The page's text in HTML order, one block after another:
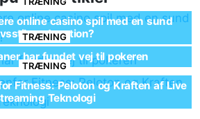
online casino spil med en sund
med motion?
TRÆNING
har fundet vej til pokeren
TRÆNING
Fitness: Peloton og Kraften af Live
Teknologi